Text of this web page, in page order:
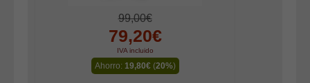
99,00€
79,20€
IVA incluido
Ahorro: 19,80€(20%)